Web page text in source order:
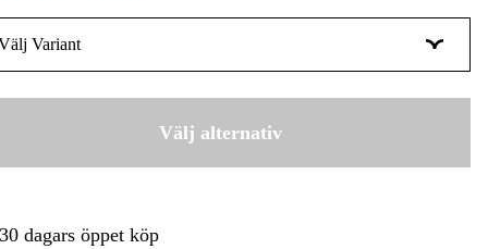
Hem & Fritid Kampanjer
Variant
955 kr
mm | 5-pack
955 kr
Välj alternativ
30 dagars öppet köp